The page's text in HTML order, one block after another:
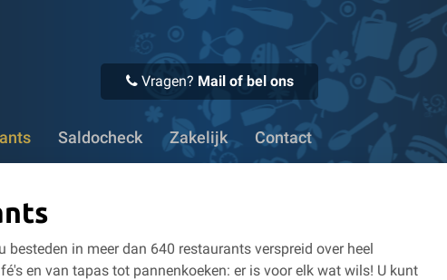
Vragen? Mail of bel ons
Saldocheck Zakelijk Contact
✔ Voor 16:00 uur besteld, vandaag verstuurd ✔ Meer dan 1100
besteden in meer dan 640 restaurants verspreid over heel
en van tapas tot pannenkoeken: er is voor elk wat wils! U kunt